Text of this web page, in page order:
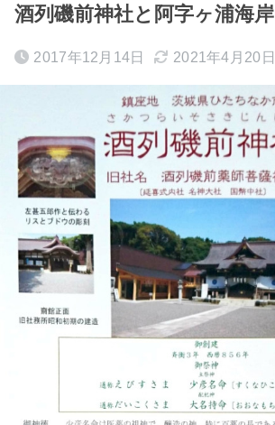
酒列磯前神社と阿字ヶ浦海岸
2017年12月14日 2021年4月20日